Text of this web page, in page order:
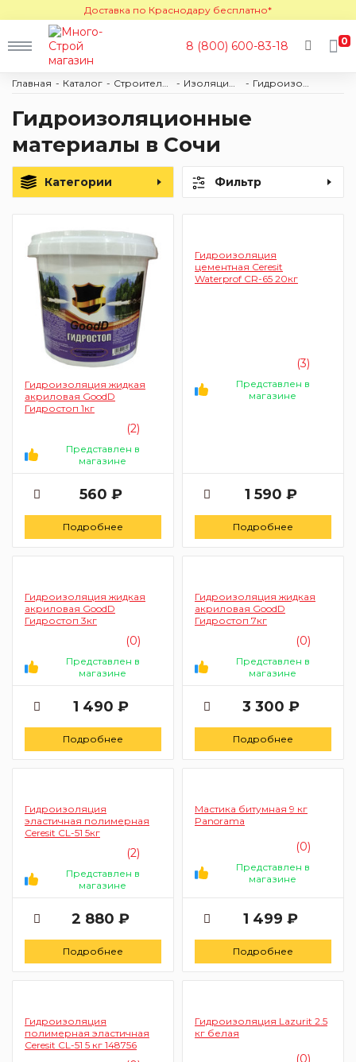
Доставка по Краснодару бесплатно*
8 (800) 600-83-18 0
Главная Каталог Строительные материалы Изоляционные материалы Гидроизоляция
Гидроизоляционные
материалы в Сочи
Категории Фильтр
Гидроизоляция жидкая
акриловая GoodD
Гидростоп 1кг
(2)
Представлен в
магазине
560 ₽
Подробнее
Гидроизоляция
цементная Ceresit
Waterprof CR-65 20кг
(3)
Представлен в
магазине
1 590 ₽
Подробнее
Гидроизоляция жидкая
акриловая GoodD
Гидростоп 3кг
(0)
Представлен в
магазине
1 490 ₽
Подробнее
Гидроизоляция жидкая
акриловая GoodD
Гидростоп 7кг
(0)
Представлен в
магазине
3 300 ₽
Подробнее
Гидроизоляция
эластичная полимерная
Ceresit CL-51 5кг
(2)
Представлен в
магазине
2 880 ₽
Подробнее
Мастика битумная 9 кг
Panorama
(0)
Представлен в
магазине
1 499 ₽
Подробнее
Гидроизоляция
полимерная эластичная
Ceresit CL-51 5 кг 148756
Гидроизоляция Lazurit 2.5
кг белая
(0)